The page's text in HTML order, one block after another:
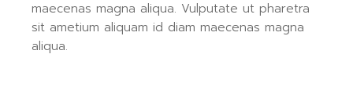
maecenas magna aliqua. Vulputate ut pharetra
sit ametium aliquam id diam maecenas magna
aliqua.